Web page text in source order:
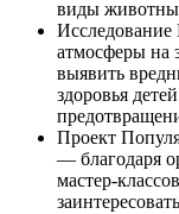
виды
Исследование
атмосферы на
выявить
здоровья
Проект
— благодаря
мастер-